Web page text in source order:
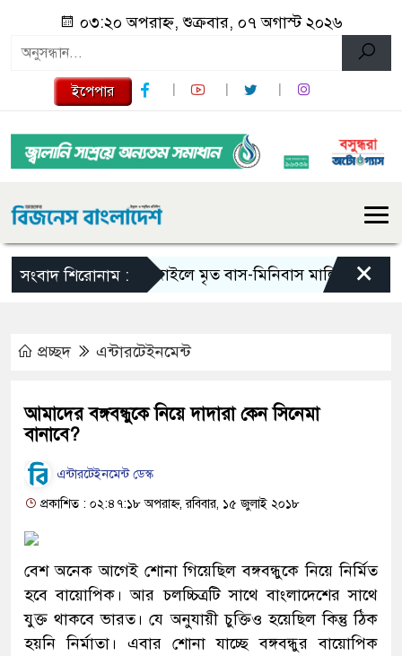
০৩:২০ অপরাহ্ন, শুক্রবার, ০৭ অগাস্ট ২০২৬
ইপেপার
সংবাদ শিরোনাম :টাঙ্গাইলে মৃত বাস-মিনিবাস মালিকদের ×
প্রচ্ছদ এন্টারটেইনমেন্ট
আমাদের বঙ্গবন্ধুকে নিয়ে দাদারা কেন সিনেমা
বানাবে?
এন্টারটেইনমেন্ট ডেস্ক
প্রকাশিত : ০২:৪৭:১৮ অপরাহ্ন, রবিবার, ১৫ জুলাই ২০১৮
বেশ অনেক আগেই শোনা গিয়েছিল বঙ্গবন্ধুকে নিয়ে নির্মিত
হবে বায়োপিক। আর চলচ্চিত্রটি সাথে বাংলাদেশের সাথে
যুক্ত থাকবে ভারত। যে অনুযায়ী চুক্তিও হয়েছিল কিন্তু ঠিক
হয়নি নির্মাতা। এবার শোনা যাচ্ছে বঙ্গবন্ধুর বায়োপিক